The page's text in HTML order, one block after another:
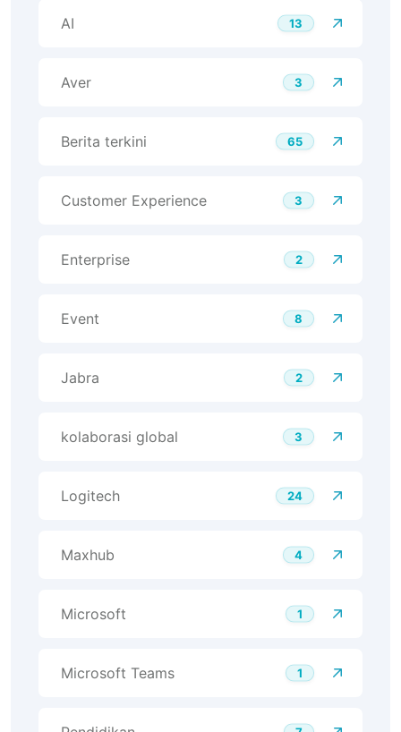
AI 13
Aver 3
Berita terkini 65
Customer Experience 3
Enterprise 2
Event 8
Jabra 2
kolaborasi global 3
Logitech 24
Maxhub 4
Microsoft 1
Microsoft Teams 1